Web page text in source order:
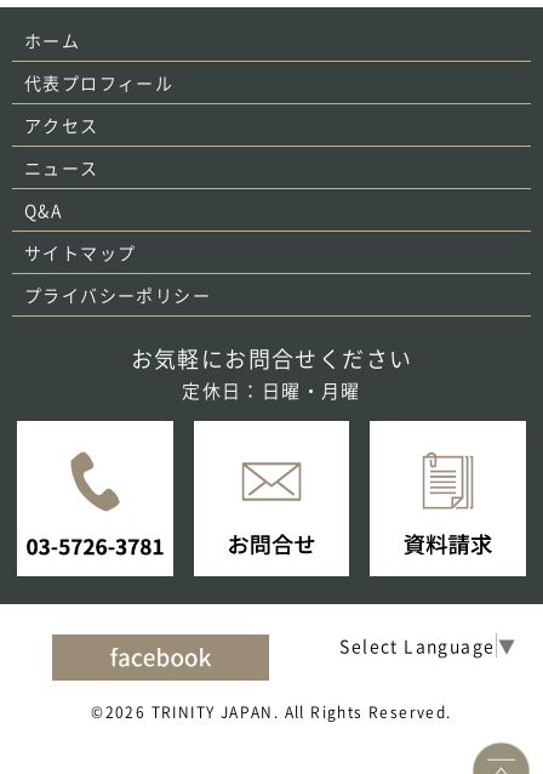
ホーム
代表プロフィール
アクセス
ニュース
Q&A
サイトマップ
プライバシーポリシー
お気軽にお問合せください
定休日：日曜・月曜
Select Language ▼
©2026 TRINITY JAPAN. All Rights Reserved.